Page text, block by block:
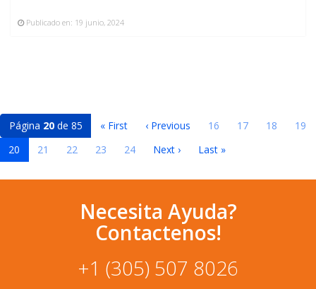
Publicado en: 19 junio, 2024
Página 20 de 85 « First ‹ Previous 16 17 18
19
20
21 22 23 24 Next › Last »
Necesita Ayuda?
Contactenos!
+1 (305) 507 8026